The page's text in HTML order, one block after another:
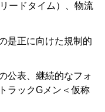
ードタイム）、物流
是正に向けた規制的
公表、継続的なフォ
ラックGメン＜仮称